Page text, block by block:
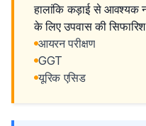
हालांकि कड़ाई से आवश्यक
के लिए उपवास की
आयरन परीक्षण
GGT
यूरिक एसिड